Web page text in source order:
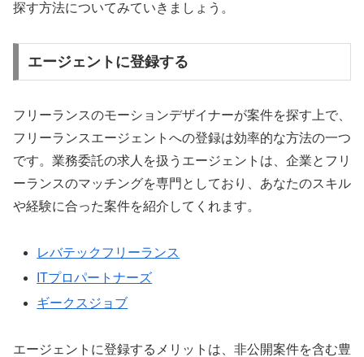
探す方法についてみていきましょう。
エージェントに登録する
フリーランスのモーションデザイナーが案件を探す上で、
フリーランスエージェントへの登録は効率的な方法の一つ
です。業務委託の求人を扱うエージェントは、企業とフリ
ーランスのマッチングを専門としており、あなたのスキル
や経験に合った案件を紹介してくれます。
レバテックフリーランス
ITプロパートナーズ
ギークスジョブ
エージェントに登録するメリットは、非公開案件を含む豊